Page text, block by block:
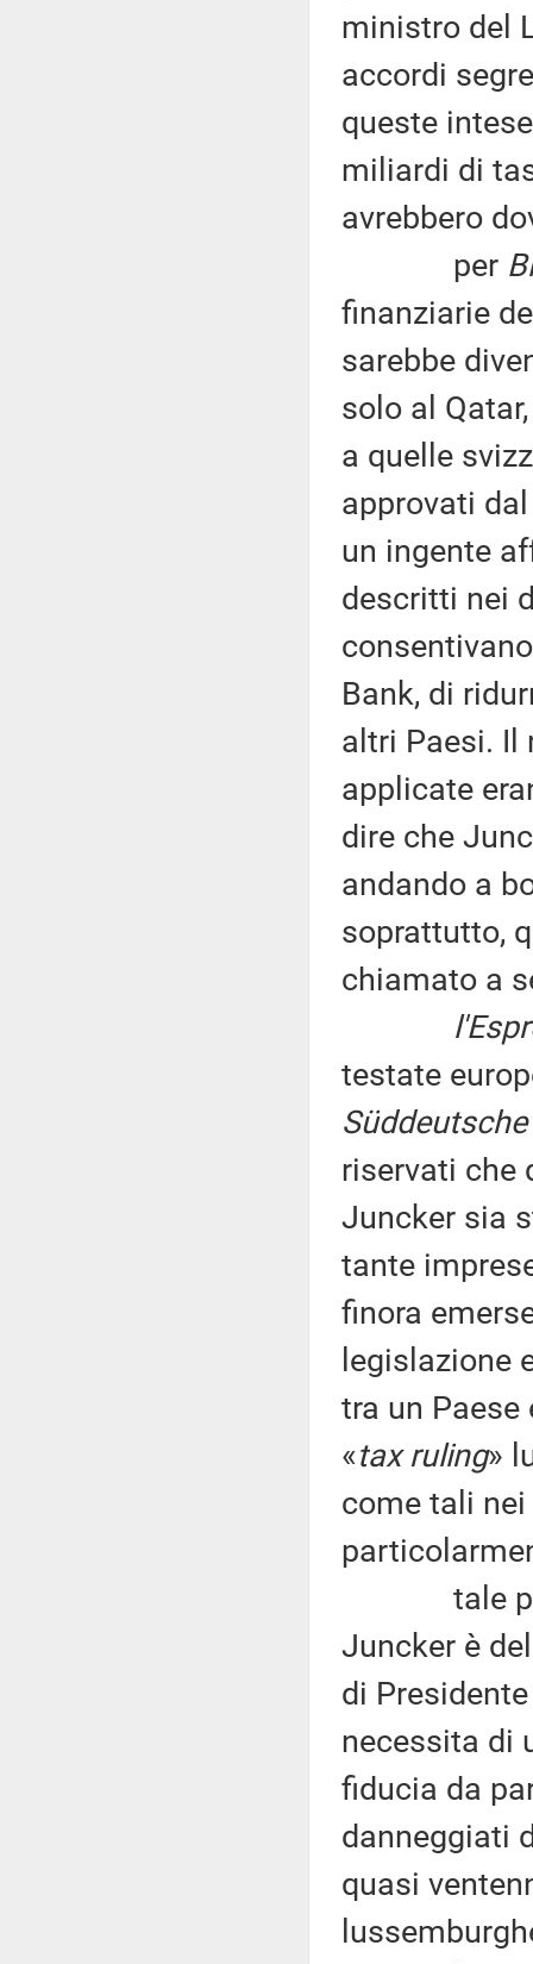
ministro del
accordi
queste
miliardi di
avrebbero
per
finanziarie
sarebbe
solo al
a quelle
approvati
un ingente
descritti nei
Bank, di
altri Paesi. Il
applicate
dire che
andando a
soprattutto,
chiamato a
testate
riservati che
Juncker sia
tante
finora
legislazione
tra un
«tax ruling»
come tali
tale
Juncker è
di
necessita di
fiducia da
danneggiati
quasi